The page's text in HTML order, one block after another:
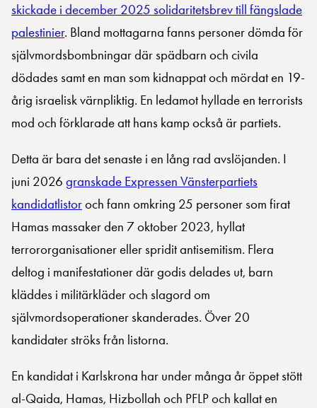
skickade i december 2025 solidaritetsbrev till fängslade
palestinier. Bland mottagarna fanns personer dömda för
självmordsbombningar där spädbarn och civila
dödades samt en man som kidnappat och mördat en 19-
årig israelisk värnpliktig. En ledamot hyllade en terrorists
mod och förklarade att hans kamp också är partiets.
Detta är bara det senaste i en lång rad avslöjanden. I
juni 2026 granskade Expressen Vänsterpartiets
kandidatlistoroch fann omkring 25 personer som firat
Hamas massaker den 7 oktober 2023, hyllat
terrororganisationer eller spridit antisemitism. Flera
deltog i manifestationer där godis delades ut, barn
kläddes i militärkläder och slagord om
självmordsoperationer skanderades. Över 20
kandidater ströks från listorna.
En kandidat i Karlskrona har under många år öppet stött
al-Qaida, Hamas, Hizbollah och PFLP och kallat en